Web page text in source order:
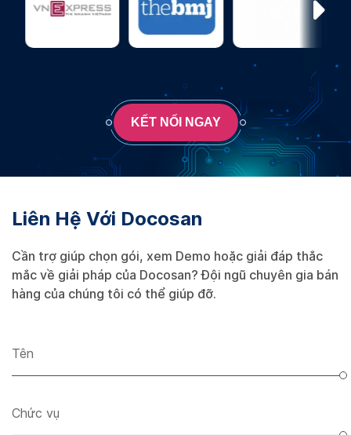
KẾT NỐI NGAY
Liên Hệ Với Docosan
Cần trợ giúp chọn gói, xem Demo hoặc giải đáp thắc
mắc về giải pháp của Docosan? Đội ngũ chuyên gia bán
hàng của chúng tôi có thể giúp đỡ.
Tên
Chức vụ